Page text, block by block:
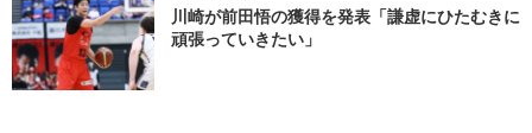
川崎が前田悟の獲得を発表「謙虚にひたむきに
頑張っていきたい」